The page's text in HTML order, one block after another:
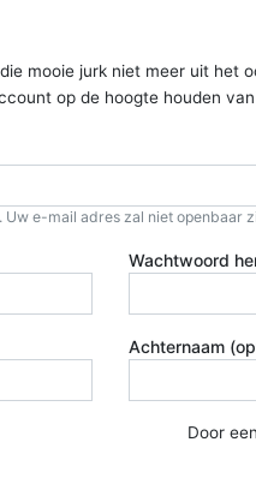
mooie jurk niet meer uit het
op de hoogte houden
e-mail adres zal niet openbaar
Wachtwoord
Achternaam
Door